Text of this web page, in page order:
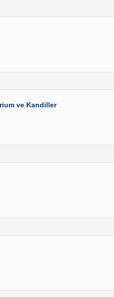
ve Kandiller